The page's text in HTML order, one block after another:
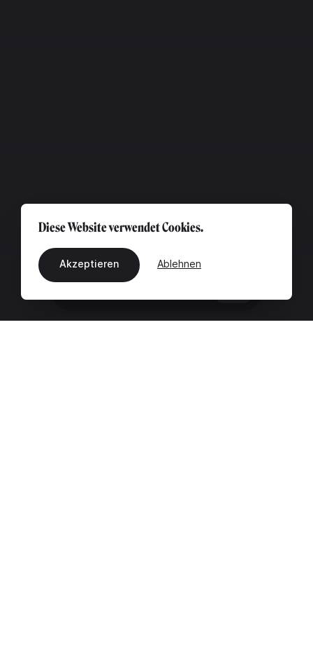
Diese Website verwendet Cookies.
Akzeptieren Ablehnen